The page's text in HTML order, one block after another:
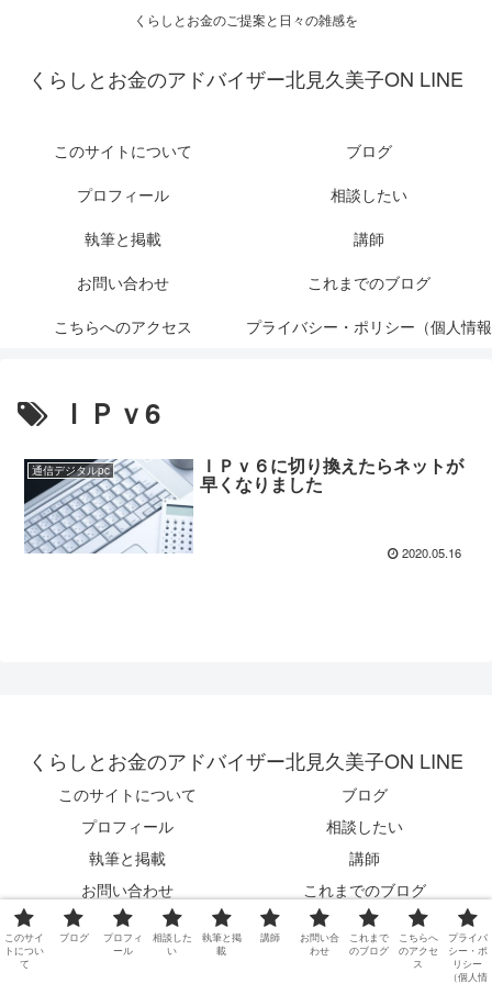
くらしとお金のご提案と日々の雑感を
くらしとお金のアドバイザー北見久美子ON LINE
このサイトについて
ブログ
プロフィール
相談したい
執筆と掲載
講師
お問い合わせ
これまでのブログ
こちらへのアクセス
プライバシー・ポリシー（個人情報
ＩＰｖ6
通信デジタルpc ＩＰｖ６に切り換えたらネットが
早くなりました
2020.05.16
くらしとお金のアドバイザー北見久美子ON LINE
このサイトについて
ブログ
プロフィール
相談したい
執筆と掲載
講師
お問い合わせ
これまでのブログ
こちらへのアクセス
プライバシー・ポリシー（個人情
報保護について）
このサイ
トについ
て
ブログ
プロフィ
ール
相談した
い
執筆と掲
載
講師
お問い合
わせ
これまで
のブログ
こちらへ
のアクセ
ス
プライバ
シー・ポ
リシー
（個人情